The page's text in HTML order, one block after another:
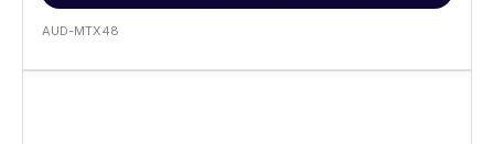
AUD-MTX48